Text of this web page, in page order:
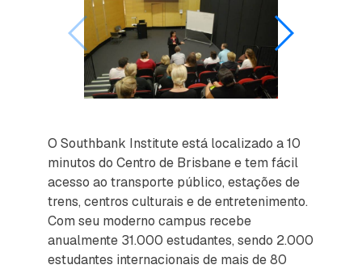
O Southbank Institute está localizado a 10
minutos do Centro de Brisbane e tem fácil
acesso ao transporte público, estações de
trens, centros culturais e de entretenimento.
Com seu moderno campus recebe
anualmente 31.000 estudantes, sendo 2.000
estudantes internacionais de mais de 80